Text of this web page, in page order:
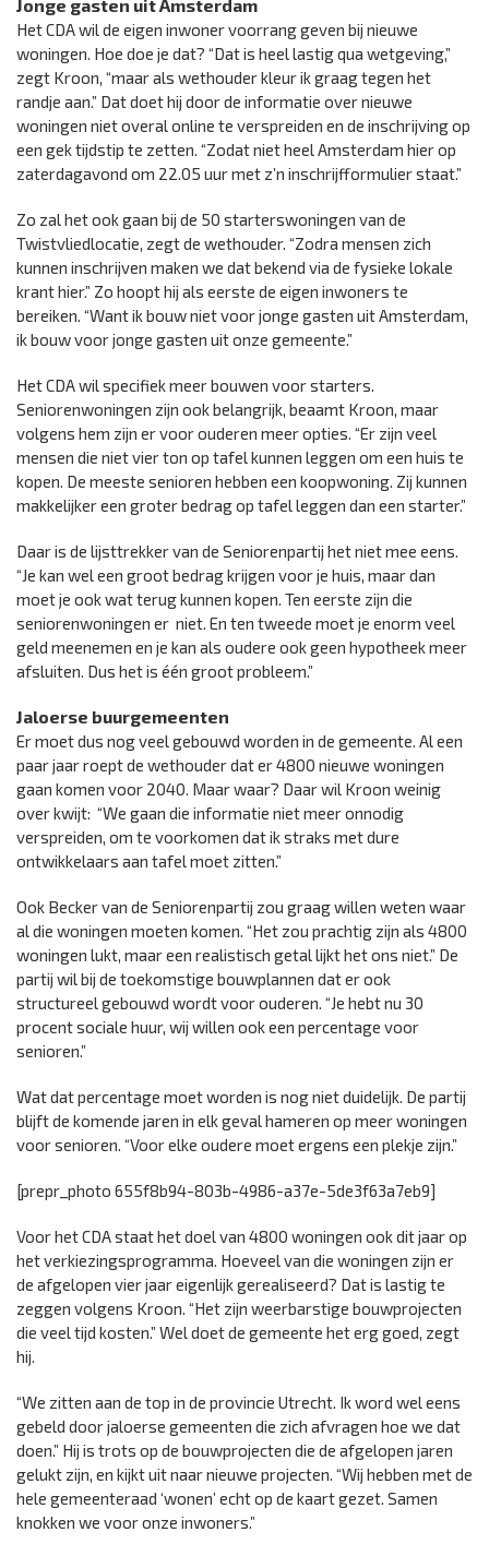
Jonge gasten uit Amsterdam
Het CDA wil de eigen inwoner voorrang geven bij nieuwe
woningen. Hoe doe je dat? “Dat is heel lastig qua wetgeving,”
zegt Kroon, “maar als wethouder kleur ik graag tegen het
randje aan.” Dat doet hij door de informatie over nieuwe
woningen niet overal online te verspreiden en de inschrijving op
een gek tijdstip te zetten. “Zodat niet heel Amsterdam hier op
zaterdagavond om 22.05 uur met z’n inschrijfformulier staat.”
Zo zal het ook gaan bij de 50 starterswoningen van de
Twistvliedlocatie, zegt de wethouder. “Zodra mensen zich
kunnen inschrijven maken we dat bekend via de fysieke lokale
krant hier.” Zo hoopt hij als eerste de eigen inwoners te
bereiken. “Want ik bouw niet voor jonge gasten uit Amsterdam,
ik bouw voor jonge gasten uit onze gemeente.”
Het CDA wil specifiek meer bouwen voor starters.
Seniorenwoningen zijn ook belangrijk, beaamt Kroon, maar
volgens hem zijn er voor ouderen meer opties. “Er zijn veel
mensen die niet vier ton op tafel kunnen leggen om een huis te
kopen. De meeste senioren hebben een koopwoning. Zij kunnen
makkelijker een groter bedrag op tafel leggen dan een starter.”
Daar is de lijsttrekker van de Seniorenpartij het niet mee eens.
“Je kan wel een groot bedrag krijgen voor je huis, maar dan
moet je ook wat terug kunnen kopen. Ten eerste zijn die
seniorenwoningen er niet. En ten tweede moet je enorm veel
geld meenemen en je kan als oudere ook geen hypotheek meer
afsluiten. Dus het is één groot probleem.”
Jaloerse buurgemeenten
Er moet dus nog veel gebouwd worden in de gemeente. Al een
paar jaar roept de wethouder dat er 4800 nieuwe woningen
gaan komen voor 2040. Maar waar? Daar wil Kroon weinig
over kwijt: “We gaan die informatie niet meer onnodig
verspreiden, om te voorkomen dat ik straks met dure
ontwikkelaars aan tafel moet zitten.”
Ook Becker van de Seniorenpartij zou graag willen weten waar
al die woningen moeten komen. “Het zou prachtig zijn als 4800
woningen lukt, maar een realistisch getal lijkt het ons niet.” De
partij wil bij de toekomstige bouwplannen dat er ook
structureel gebouwd wordt voor ouderen. “Je hebt nu 30
procent sociale huur, wij willen ook een percentage voor
senioren.”
Wat dat percentage moet worden is nog niet duidelijk. De partij
blijft de komende jaren in elk geval hameren op meer woningen
voor senioren. “Voor elke oudere moet ergens een plekje zijn.”
[prepr_photo 655f8b94-803b-4986-a37e-5de3f63a7eb9]
Voor het CDA staat het doel van 4800 woningen ook dit jaar op
het verkiezingsprogramma. Hoeveel van die woningen zijn er
de afgelopen vier jaar eigenlijk gerealiseerd? Dat is lastig te
zeggen volgens Kroon. “Het zijn weerbarstige bouwprojecten
die veel tijd kosten.” Wel doet de gemeente het erg goed, zegt
hij.
“We zitten aan de top in de provincie Utrecht. Ik word wel eens
gebeld door jaloerse gemeenten die zich afvragen hoe we dat
doen.” Hij is trots op de bouwprojecten die de afgelopen jaren
gelukt zijn, en kijkt uit naar nieuwe projecten. “Wij hebben met de
hele gemeenteraad ‘wonen’ echt op de kaart gezet. Samen
knokken we voor onze inwoners.”